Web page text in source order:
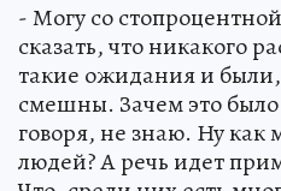
- Могу со
сказать, что никакого
такие ожидания и
смешны. Зачем это было
говоря, не знаю. Ну как
людей? А речь идет